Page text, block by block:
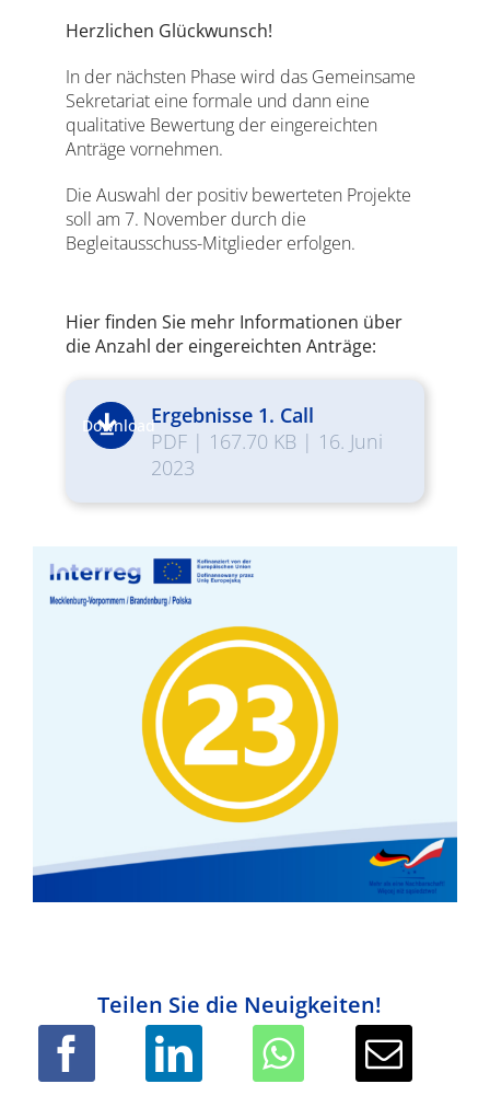
Herzlichen Glückwunsch!
In der nächsten Phase wird das Gemeinsame
Sekretariat eine formale und dann eine
qualitative Bewertung der eingereichten
Anträge vornehmen.
Die Auswahl der positiv bewerteten Projekte
soll am 7. November durch die
Begleitausschuss-Mitglieder erfolgen.
Hier finden Sie mehr Informationen über
die Anzahl der eingereichten Anträge:
DownloadErgebnisse 1. Call
PDF| 167.70 KB | 16. Juni
2023
Teilen Sie die Neuigkeiten!